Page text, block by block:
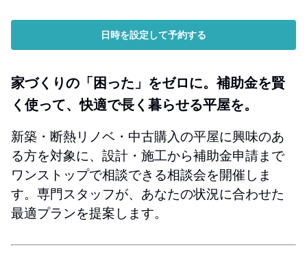
日時を設定して予約する
家づくりの「困った」をゼロに。補助金を賢
く使って、快適で長く暮らせる平屋を。
新築・断熱リノベ・中古購入の平屋に興味のあ
る方を対象に、設計・施工から補助金申請まで
ワンストップで相談できる相談会を開催しま
す。専門スタッフが、あなたの状況に合わせた
最適プランを提案します。